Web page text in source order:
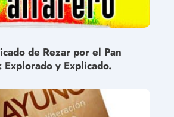
de Rezar por el Pan
Explorado y Explicado.